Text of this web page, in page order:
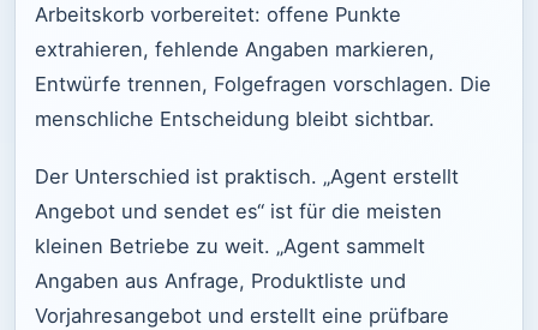
Arbeitskorb vorbereitet: offene Punkte
extrahieren, fehlende Angaben markieren,
Entwürfe trennen, Folgefragen vorschlagen. Die
menschliche Entscheidung bleibt sichtbar.
Der Unterschied ist praktisch. „Agent erstellt
Angebot und sendet es“ ist für die meisten
kleinen Betriebe zu weit. „Agent sammelt
Angaben aus Anfrage, Produktliste und
Vorjahresangebot und erstellt eine prüfbare